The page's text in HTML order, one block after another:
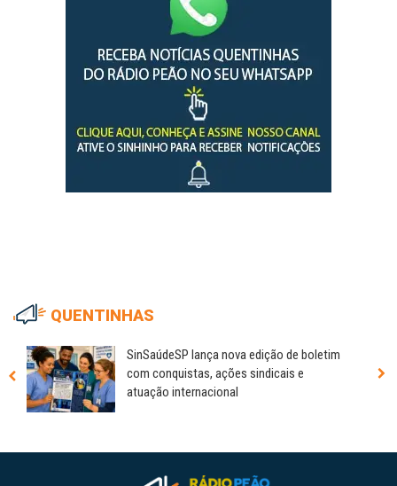
QUENTINHAS
SinSaúdeSP lança nova edição de boletim
com conquistas, ações sindicais e
atuação internacional